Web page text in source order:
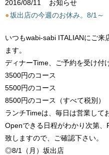
2016/08/11
お知らせ
●坂出店の今週のお休み。8/1～
いつもwabi-sabi ITALIANにご来
ます。
ディナーTime、ご予約を受け付
3500円のコース
5500円のコース
8500円のコース（すべて税別）
ランチTimeは、毎日は営業して
Openできる日程がわかり次第
致しますので、ご確認下さい。
◎8/1（月）坂出店